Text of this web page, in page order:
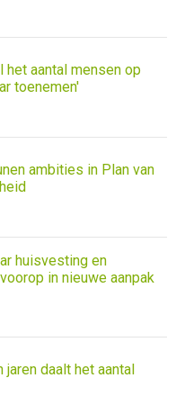
het aantal mensen op
toenemen'
ambities in Plan van
huisvesting en
in nieuwe aanpak
daalt het aantal